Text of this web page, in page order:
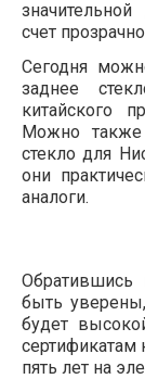
счет
Сегодня
заднее
китайского
Можно также
стекло для
они
аналоги.
быть
будет
сертификатам
пять лет на